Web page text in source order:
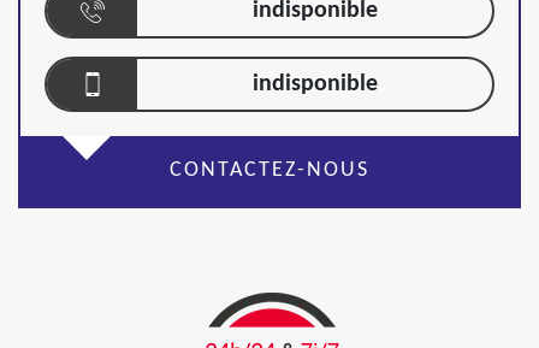
indisponible
indisponible
CONTACTEZ-NOUS